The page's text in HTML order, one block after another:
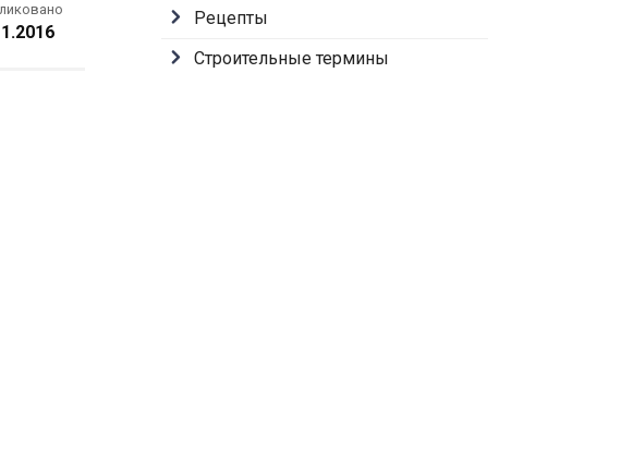
Рецепты
Строительные термины